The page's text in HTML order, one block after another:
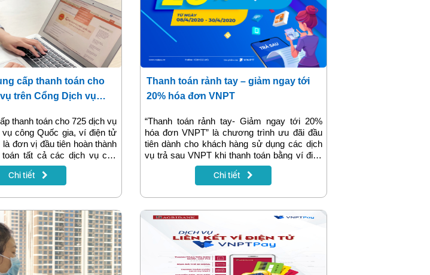
cấp thanh toán cho
trên Cổng Dịch vụ
thanh toán cho 725 dịch vụ
vụ công Quốc gia, ví điện tử
đơn vị đầu tiên hoàn thành
tất cả các dịch vụ cho
cung cấp qua hệ thống này.
Chi tiết
Thanh toán rảnh tay – giảm ngay tới
20% hóa đơn VNPT
“Thanh toán rảnh tay- Giảm ngay tới 20%
hóa đơn VNPT” là chương trình ưu đãi đầu
tiên dành cho khách hàng sử dụng các dịch
vụ trả sau VNPT khi thanh toán bằng ví điện
tử VNPT Pay. Giờ đây chỉ cần ngồi nhà,
chẳng cần đi xa vẫn nhận được quà lại không
Chi tiết